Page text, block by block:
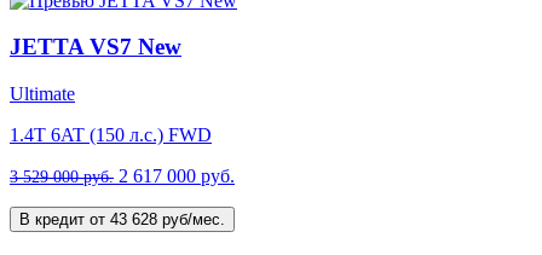
JETTA VS7 New
Ultimate
1.4T 6AT (150 л.с.) FWD
3 529 000 руб. 2 617 000 руб.
В кредит от 43 628 руб/мес.